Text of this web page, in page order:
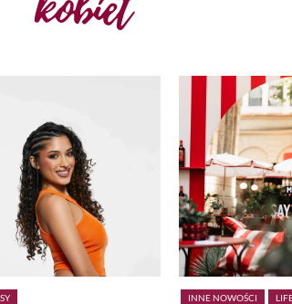
INNE NOWOŚCI